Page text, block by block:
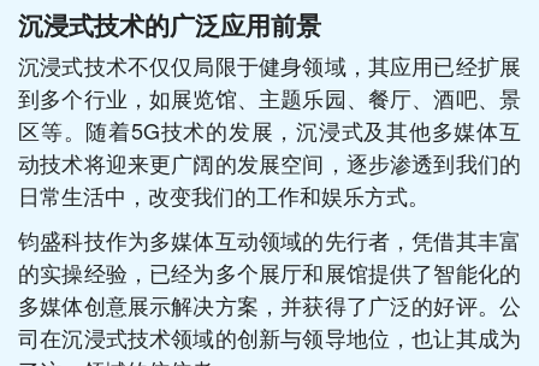
沉浸式技术的广泛应用前景
沉浸式技术不仅仅局限于健身领域，其应用已经扩展
到多个行业，如展览馆、主题乐园、餐厅、酒吧、景
区等。随着5G技术的发展，沉浸式及其他多媒体互
动技术将迎来更广阔的发展空间，逐步渗透到我们的
日常生活中，改变我们的工作和娱乐方式。
钧盛科技作为多媒体互动领域的先行者，凭借其丰富
的实操经验，已经为多个展厅和展馆提供了智能化的
多媒体创意展示解决方案，并获得了广泛的好评。公
司在沉浸式技术领域的创新与领导地位，也让其成为